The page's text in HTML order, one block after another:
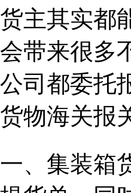
货主其实都
会带来很多
公司都委托
货物海关报
一、集装箱